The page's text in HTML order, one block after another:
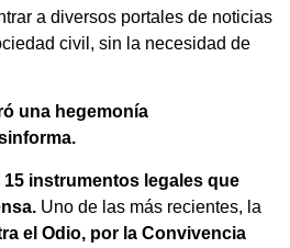
a diversos portales de noticias
civil, sin la necesidad de
una hegemonía
15 instrumentos legales que
Uno de las más recientes, la
el Odio, por la Convivencia